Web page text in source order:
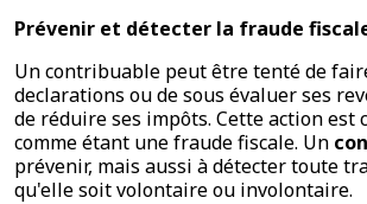
Prévenir et détecter la fraude
Un contribuable peut être tenté de
declarations ou de sous évaluer ses
de réduire ses impôts. Cette action est
comme étant une fraude fiscale. Un
prévenir, mais aussi à détecter toute
qu'elle soit volontaire ou involontaire.